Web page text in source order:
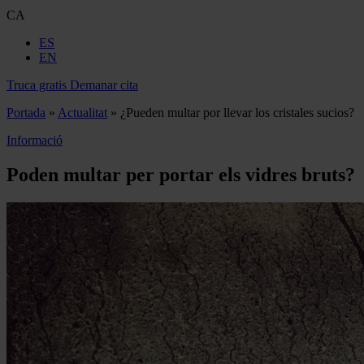
CA
ES
EN
Truca gratis Demanar cita
Portada » Actualitat » ¿Pueden multar por llevar los cristales sucios?
Informació
Poden multar per portar els vidres bruts?